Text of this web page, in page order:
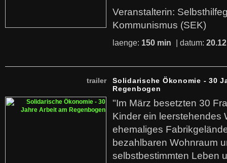
Veranstalterin:
Kommunismus (SEK)
laenge: 150 min | datum:
trailer
Solidarische Ökonomie - 30
Regenbogen
"Im März besetzten 30
Kinder ein leerstehendes
ehemaliges
bezahlbaren Wohnraum
selbstbestimmten Leben